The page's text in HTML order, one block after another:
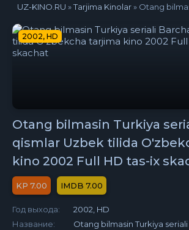
UZ-KINO.RU »Tarjima Kinolar» Otang bilmasin Turkiya seriali Barcha qismlar
2002, HD
Otang bilmasin Turkiya
qismlar Uzbek tilida
kino 2002 Full HD tas-ix
7.00 7.00
Год выхода:
2002, HD
Название:
Otang bilmasin Turkiya